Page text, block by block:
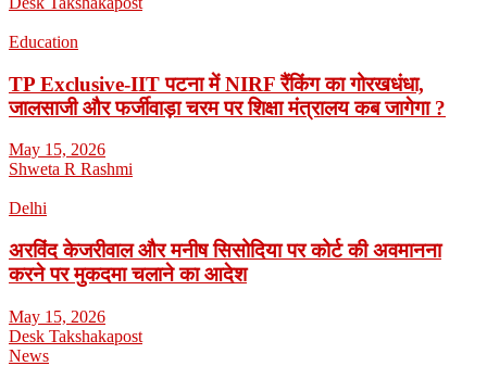
Education
TP Exclusive-IIT पटना में NIRF रैंकिंग का गोरखधंधा,
जालसाजी और फर्जीवाड़ा चरम पर शिक्षा मंत्रालय कब जागेगा ?
May 15, 2026
Shweta R Rashmi
Delhi
अरविंद केजरीवाल और मनीष सिसोदिया पर कोर्ट की अवमानना
करने पर मुकदमा चलाने का आदेश
May 15, 2026
Desk Takshakapost
News